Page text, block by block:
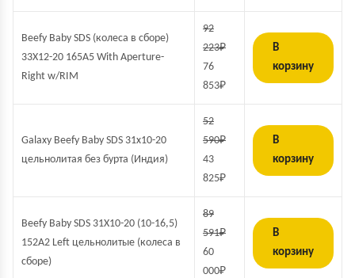
Beefy Baby SDS (колеса в сборе)
33X12-20 165A5 With Aperture-
Right w/RIM
92
223₽
76
853₽
В
корзину
Galaxy Beefy Baby SDS 31x10-20
цельнолитая без бурта (Индия)
52
590₽
43
825₽
В
корзину
Beefy Baby SDS 31X10-20 (10-16,5)
152A2 Left цельнолитые (колеса в
сборе)
89
591₽
60
000₽
В
корзину